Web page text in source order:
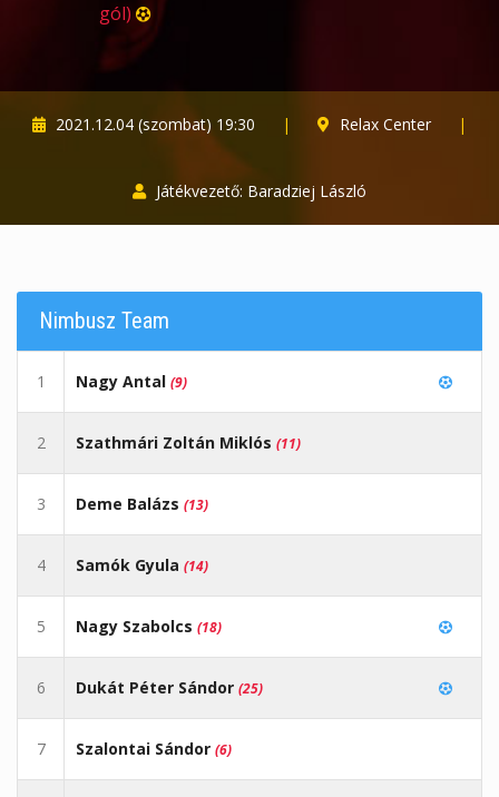
gól)
2021.12.04 (szombat) 19:30 | Relax Center |
Játékvezető: Baradziej László
Nimbusz Team
1 Nagy Antal (9)
2 Szathmári Zoltán Miklós (11)
3 Deme Balázs (13)
4 Samók Gyula (14)
5 Nagy Szabolcs (18)
6 Dukát Péter Sándor (25)
7 Szalontai Sándor (6)